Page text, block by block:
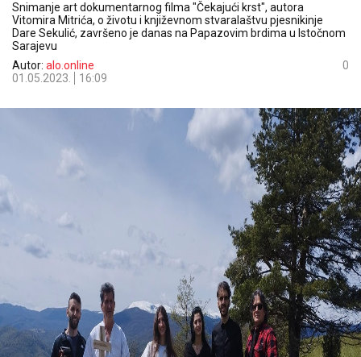
Snimanje art dokumentarnog filma "Čekajući krst", autora
Vitomira Mitrića, o životu i književnom stvaralaštvu pjesnikinje
Dare Sekulić, završeno je danas na Papazovim brdima u Istočnom
Sarajevu
Autor: alo.online
01.05.2023.
16:09
0